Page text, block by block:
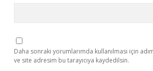
Daha sonraki yorumlarımda kullanılması için
ve site adresim bu tarayıcıya kaydedilsin.